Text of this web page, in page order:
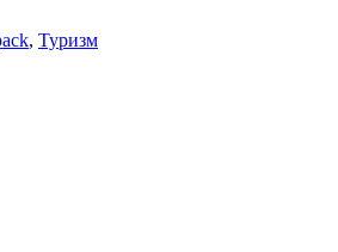
, Туризм